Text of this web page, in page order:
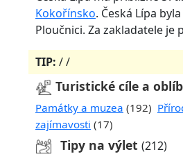
Kokořínsko. Česká Lípa
Ploučnici. Za zakladatele je
TIP: //
Turistické cíle a
Památky a muzea (192)
zajímavosti (17)
Tipy na výlet (212)